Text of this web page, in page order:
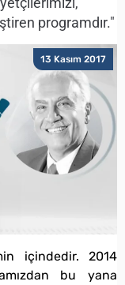
programdır."
13 Kasım 2017
içindedir. 2014
bu yana